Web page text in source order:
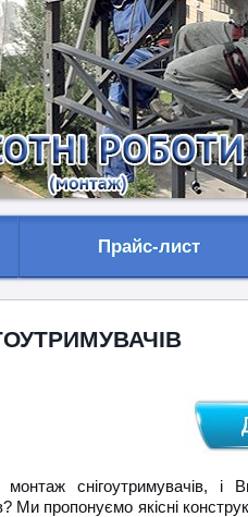
Прайс-лист
монтаж снігоутримувачів, і
Ми пропонуємо якісні